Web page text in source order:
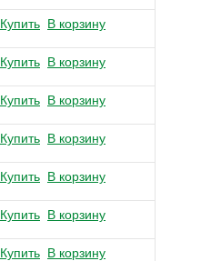
Купить В корзину
Купить В корзину
Купить В корзину
Купить В корзину
Купить В корзину
Купить В корзину
Купить В корзину